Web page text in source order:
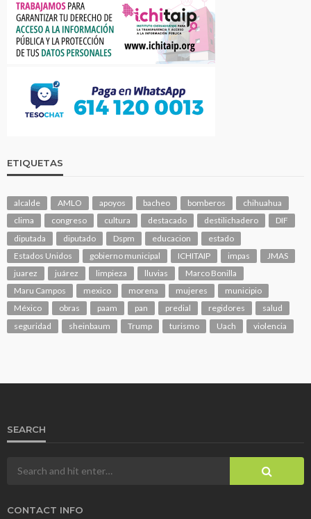
ETIQUETAS
alcalde AMLO apoyos bacheo bomberos
chihuahua
clima
congreso cultura destacado destilichadero
DIF
diputada
diputado Dspm educacion
estado
Estados Unidos
gobierno municipal ICHITAIP impas
JMAS
juarez
juárez limpieza lluvias
Marco Bonilla
Maru Campos
mexico morena mujeres
municipio
México
obras paam pan predial regidores
salud
seguridad
sheinbaum Trump turismo Uach violencia
SEARCH
CONTACT INFO